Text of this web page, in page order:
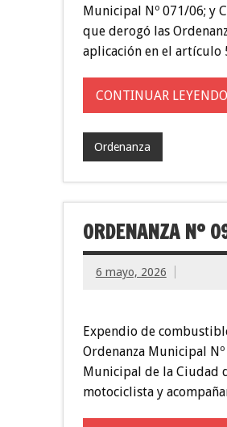
Municipal Nº 071/
que derogó las
aplicación en el artículo
CONTINUAR LEYENDO
Ordenanza
ORDENANZA Nº
6 mayo, 2026
Expendio de
Ordenanza Municipal Nº
Municipal de la Ciudad
motociclista y